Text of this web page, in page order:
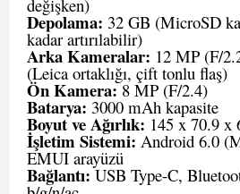
değişken)
Depolama: 32 GB (MicroSD
kadar artırılabilir)
Arka Kameralar: 12 MP (F/
(Leica ortaklığı, çift tonlu flaş)
Ön Kamera:8 MP (F/2.4)
Batarya: 3000 mAh kapasite
Boyut ve Ağırlık: 145 x 70.9 x
İşletim Sistemi: Android 6.0
EMUI arayüzü
Bağlantı:USB Type-C,